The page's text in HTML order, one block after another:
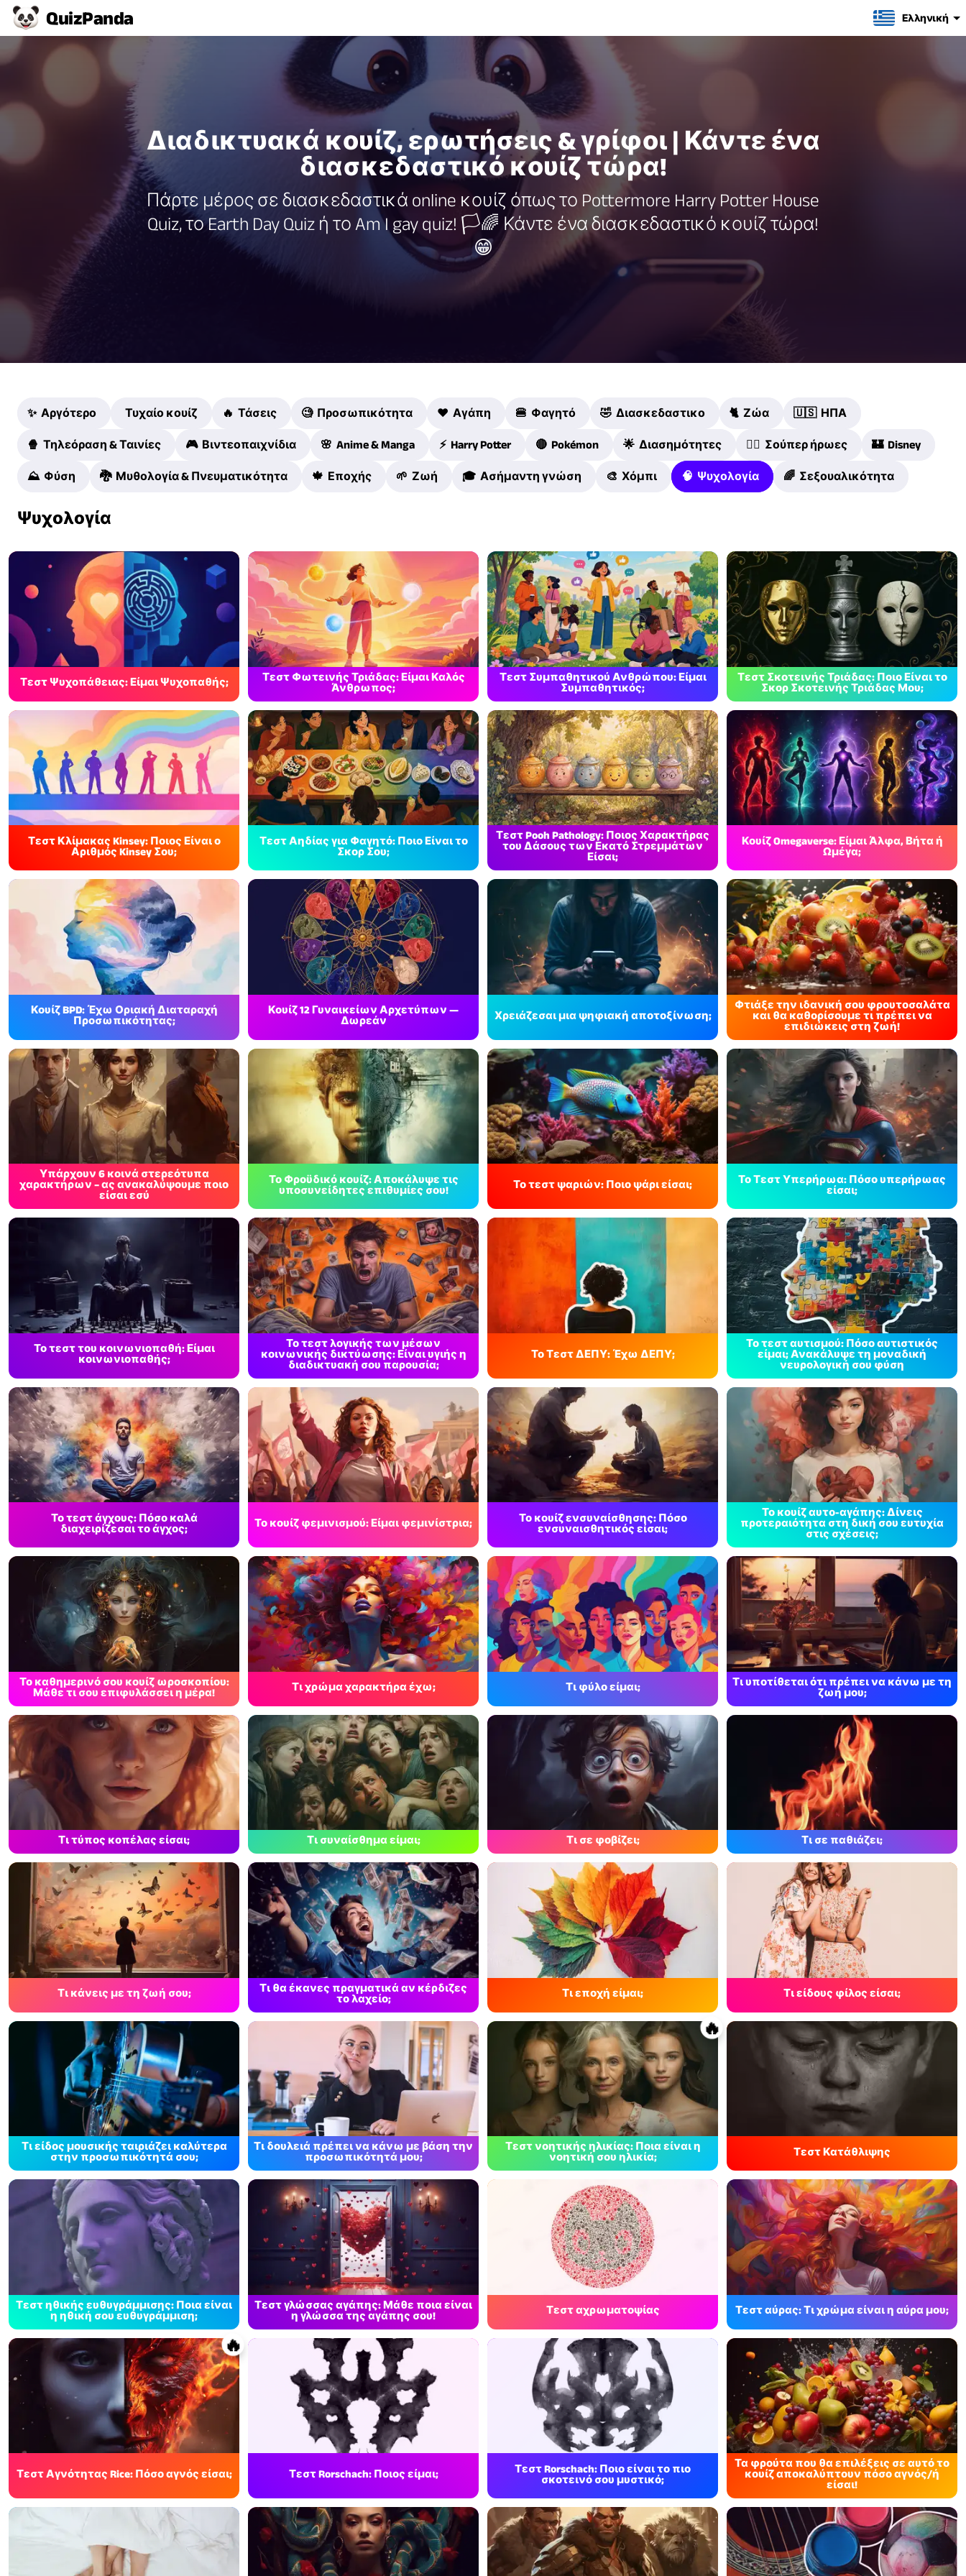
QuizPanda Ελληνική
Διαδικτυακά κουίζ, ερωτήσεις & γρίφοι | Κάντε ένα
διασκεδαστικό κουίζ τώρα!
Πάρτε μέρος σε διασκεδαστικά online κουίζ όπως το Pottermore Harry Potter House
Quiz, το Earth Day Quiz ή το Am I gay quiz! 🏳🌈 Κάντε ένα διασκεδαστικό κουίζ τώρα!
😁
✨ Αργότερο Τυχαίο κουίζ 🔥 Τάσεις 🧐 Προσωπικότητα ❤️ Αγάπη 🍔 Φαγητό 🤣 Διασκεδαστικο 🐈 Ζώα 🇺🇸 ΗΠΑ
🍿 Τηλεόραση & Ταινίες 🎮 Βιντεοπαιχνίδια 🌸 Anime & Manga ⚡ Harry Potter 🔴 Pokémon 🌟 Διασημότητες 🦸‍♀️ Σούπερ ήρωες 🏰 Disney
⛰️ Φύση 🐉 Μυθολογία & Πνευματικότητα 🍁 Εποχής 🌱 Ζωή 🎓 Ασήμαντη γνώση 🎨 Χόμπι 🧠 Ψυχολογία 🌈 Σεξουαλικότητα
Ψυχολογία
Τεστ Ψυχοπάθειας: Είμαι Ψυχοπαθής;
Τεστ Φωτεινής Τριάδας: Είμαι Καλός
Άνθρωπος;
Τεστ Συμπαθητικού Ανθρώπου: Είμαι
Συμπαθητικός;
Τεστ Σκοτεινής Τριάδας: Ποιο Είναι το
Σκορ Σκοτεινής Τριάδας Μου;
Τεστ Κλίμακας Kinsey: Ποιος Είναι ο
Αριθμός Kinsey Σου;
Τεστ Αηδίας για Φαγητό: Ποιο Είναι το
Σκορ Σου;
Τεστ Pooh Pathology: Ποιος Χαρακτήρας
του Δάσους των Εκατό Στρεμμάτων
Είσαι;
Κουίζ Omegaverse: Είμαι Άλφα, Βήτα ή
Ωμέγα;
Κουίζ BPD: Έχω Οριακή Διαταραχή
Προσωπικότητας;
Κουίζ 12 Γυναικείων Αρχετύπων —
Δωρεάν
Χρειάζεσαι μια ψηφιακή αποτοξίνωση;
Φτιάξε την ιδανική σου φρουτοσαλάτα
και θα καθορίσουμε τι πρέπει να
επιδιώκεις στη ζωή!
Υπάρχουν 6 κοινά στερεότυπα
χαρακτήρων – ας ανακαλύψουμε ποιο
είσαι εσύ
Το Φροϋδικό κουίζ: Αποκάλυψε τις
υποσυνείδητες επιθυμίες σου!
Το τεστ ψαριών: Ποιο ψάρι είσαι;
Το Τεστ Υπερήρωα: Πόσο υπερήρωας
είσαι;
Το τεστ του κοινωνιοπαθή: Είμαι
κοινωνιοπαθής;
Το τεστ λογικής των μέσων
κοινωνικής δικτύωσης: Είναι υγιής η
διαδικτυακή σου παρουσία;
Το Τεστ ΔΕΠΥ: Έχω ΔΕΠΥ;
Το τεστ αυτισμού: Πόσο αυτιστικός
είμαι; Ανακάλυψε τη μοναδική
νευρολογική σου φύση
Το τεστ άγχους: Πόσο καλά
διαχειρίζεσαι το άγχος;
Το κουίζ φεμινισμού: Είμαι φεμινίστρια;
Το κουίζ ενσυναίσθησης: Πόσο
ενσυναισθητικός είσαι;
Το κουίζ αυτο-αγάπης: Δίνεις
προτεραιότητα στη δική σου ευτυχία
στις σχέσεις;
Το καθημερινό σου κουίζ ωροσκοπίου:
Μάθε τι σου επιφυλάσσει η μέρα!
Τι χρώμα χαρακτήρα έχω; Τι φύλο είμαι;
Τι υποτίθεται ότι πρέπει να κάνω με τη
ζωή μου;
Τι τύπος κοπέλας είσαι; Τι συναίσθημα είμαι; Τι σε φοβίζει; Τι σε παθιάζει;
Τι κάνεις με τη ζωή σου;
Τι θα έκανες πραγματικά αν κέρδιζες
το λαχείο;
Τι εποχή είμαι; Τι είδους φίλος είσαι;
Τι είδος μουσικής ταιριάζει καλύτερα
στην προσωπικότητά σου;
Τι δουλειά πρέπει να κάνω με βάση την
προσωπικότητά μου;
Τεστ νοητικής ηλικίας: Ποια είναι η
νοητική σου ηλικία;
🔥
Τεστ Κατάθλιψης
Τεστ ηθικής ευθυγράμμισης: Ποια είναι
η ηθική σου ευθυγράμμιση;
Τεστ γλώσσας αγάπης: Μάθε ποια είναι
η γλώσσα της αγάπης σου!
Τεστ αχρωματοψίας Τεστ αύρας: Τι χρώμα είναι η αύρα μου;
Τεστ Αγνότητας Rice: Πόσο αγνός είσαι;
🔥
Τεστ Rorschach: Ποιος είμαι;
Τεστ Rorschach: Ποιο είναι το πιο
σκοτεινό σου μυστικό;
Τα φρούτα που θα επιλέξεις σε αυτό το
κουίζ αποκαλύπτουν πόσο αγνός/ή
είσαι!